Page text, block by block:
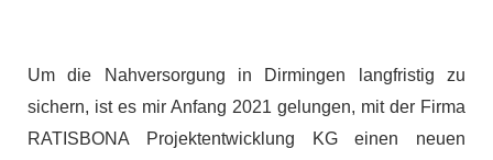
Um die Nahversorgung in Dirmingen langfristig zu
sichern, ist es mir Anfang 2021 gelungen, mit der Firma
RATISBONA Projektentwicklung KG einen neuen